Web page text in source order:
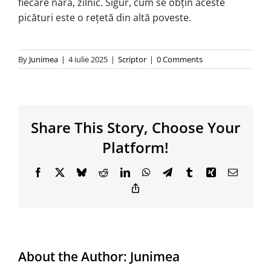
picături este o rețetă din altă poveste.
By Junimea | 4 iulie 2025 | Scriptor | 0 Comments
Share This Story, Choose Your
Platform!
Facebook BlueskyRedditLinkedInWhatsApp
TelegramTumblrXing Email
About the Author: Junimea